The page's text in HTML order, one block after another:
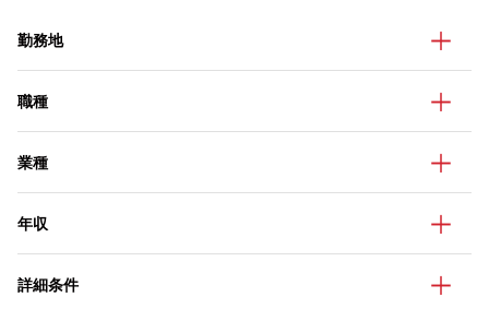
勤務地
職種
業種
年収
詳細条件